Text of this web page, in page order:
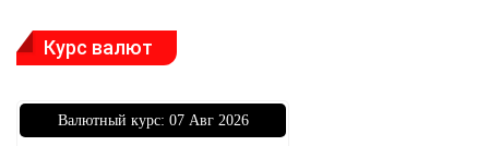
Курс валют
Bалютный курс: 07 Авг 2026